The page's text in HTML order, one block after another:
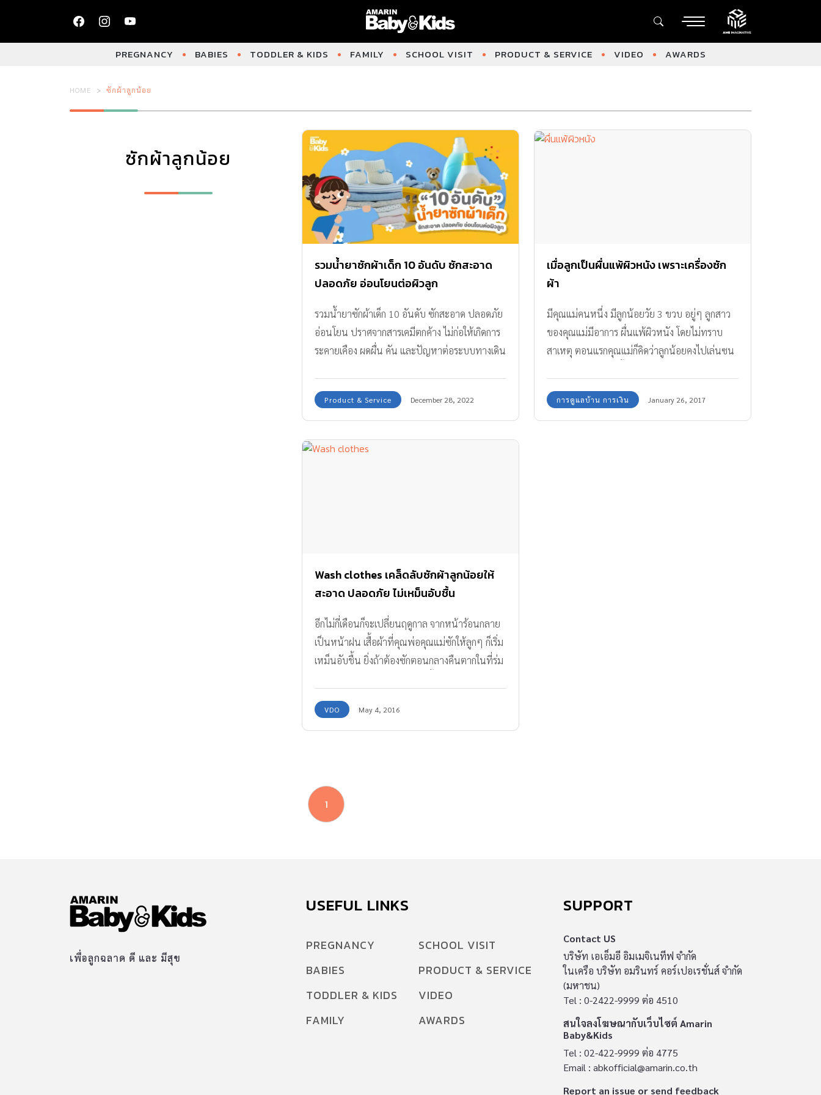
PREGNANCY BABIES TODDLER & KIDS FAMILY SCHOOL VISIT PRODUCT & SERVICE VIDEO AWARDS
HOME ซักผ้าลูกน้อย
ซักผ้าลูกน้อย
รวมน้ำยาซักผ้าเด็ก 10 อันดับ ซักสะอาด
ปลอดภัย อ่อนโยนต่อผิวลูก
รวมน้ำยาซักผ้าเด็ก 10 อันดับ ซักสะอาด ปลอดภัย
อ่อนโยน ปราศจากสารเคมีตกค้าง ไม่ก่อให้เกิดการ
ระคายเคือง ผดผื่น คัน และปัญหาต่อระบบทางเดิน
Product & Service December 28, 2022
เมื่อลูกเป็นผื่นแพ้ผิวหนัง เพราะเครื่องซัก
ผ้า
มีคุณแม่คนหนึ่ง มีลูกน้อยวัย 3 ขวบ อยู่ๆ ลูกสาว
ของคุณแม่มีอาการ ผื่นแพ้ผิวหนัง โดยไม่ทราบ
สาเหตุ ตอนแรกคุณแม่ก็คิดว่าลูกน้อยคงไปเล่นซน
จากเชื้อโรคที่บ้านของตัวเองแน่นอน
การดูแลบ้าน การเงิน January 26, 2017
Wash clothes เคล็ดลับซักผ้าลูกน้อยให้
สะอาด ปลอดภัย ไม่เหม็นอับชื้น
อีกไม่กี่เดือนก็จะเปลี่ยนฤดูกาล จากหน้าร้อนกลาย
เป็นหน้าฝน เสื้อผ้าที่คุณพ่อคุณแม่ซักให้ลูกๆ ก็เริ่ม
เหม็นอับชื้น ยิ่งถ้าต้องซักตอนกลางคืนตากในที่ร่ม
Clothes) ให้สะอาด ปลอดภัย ไม่อับชื้น
VDO May 4, 2016
1
เพื่อลูกฉลาด ดี และ มีสุข
USEFUL LINKS
PREGNANCY
BABIES
TODDLER & KIDS
FAMILY
SCHOOL VISIT
PRODUCT & SERVICE
VIDEO
AWARDS
SUPPORT
Contact US
บริษัท เอเอ็มอี อิมเมจิเนทีฟ จำกัด
ในเครือ บริษัท อมรินทร์ คอร์เปอเรชั่นส์ จำกัด
(มหาชน)
Tel : 0-2422-9999 ต่อ 4510
สนใจลงโฆษณากับเว็บไซต์ Amarin
Baby&Kids
Tel : 02-422-9999 ต่อ 4775
Email : abkofficial@amarin.co.th
Report an issue or send feedback